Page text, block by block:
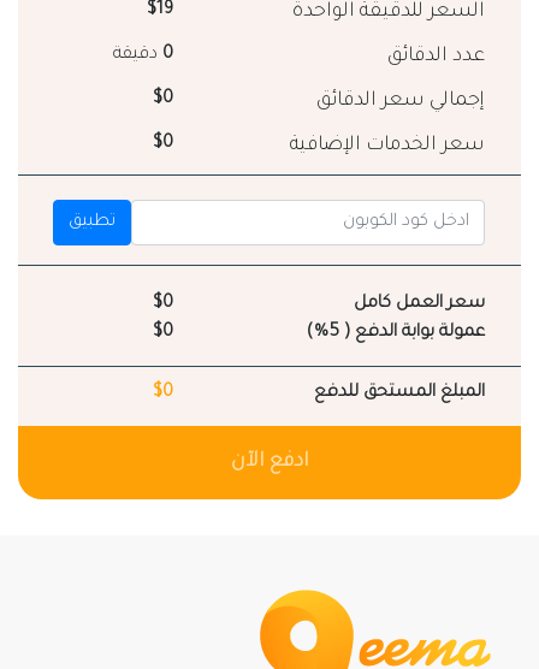
السعر للدقيقة الواحدة $19
عدد الدقائق 0 دقيقة
إجمالي سعر الدقائق $0
سعر الخدمات الإضافية $0
تطبيق
سعر العمل كامل
$0
عمولة بوابة الدفع ( 5%)
$0
المبلغ المستحق للدفع $0
ادفع الآن